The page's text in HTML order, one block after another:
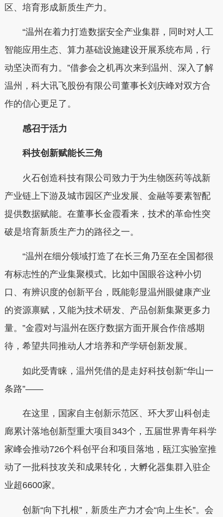
区、培育形成新质生产力。
“温州在着力打造数据安全产业集群，同时对人工
智能应用生态、算力基础设施建设开展系统布局，行
动坚决而有力。”借参会之机再次来到温州、深入了解
温州，科大讯飞股份有限公司董事长刘庆峰对双方合
作的信心更足了。
感召于活力
科技创新赋能长三角
火石创造科技有限公司致力于为生物医药等战新
产业链上下游及城市园区产业发展、金融等要素智配
提供数据赋能。在董事长金霞看来，技术的革命性突
破是培育新质生产力的路径之一。
“温州在细分领域打造了在长三角乃至在全国都很
有标志性的产业集聚模式。比如中国眼谷这种小切
口、有辨识度的创新平台，既能彰显温州眼健康产业
的资源禀赋，又能为技术研发、产品创新集聚更多力
量。”金霞对与温州在医疗数据方面开展合作倍感期
待，希望共同推动人才培养和产学研创新发展。
如此受青睐，温州凭借的是走好科技创新“华山一
条路”——
在这里，国家自主创新示范区、环大罗山科创走
廊累计落地创新型重大项目343个，五届世界青年科学
家峰会推动726个科创平台和项目落地，瓯江实验室推
动了一批科技攻关和成果转化，大孵化器集群入驻企
业超6600家。
创新“向下扎根”，新质生产力才会“向上生长”。会